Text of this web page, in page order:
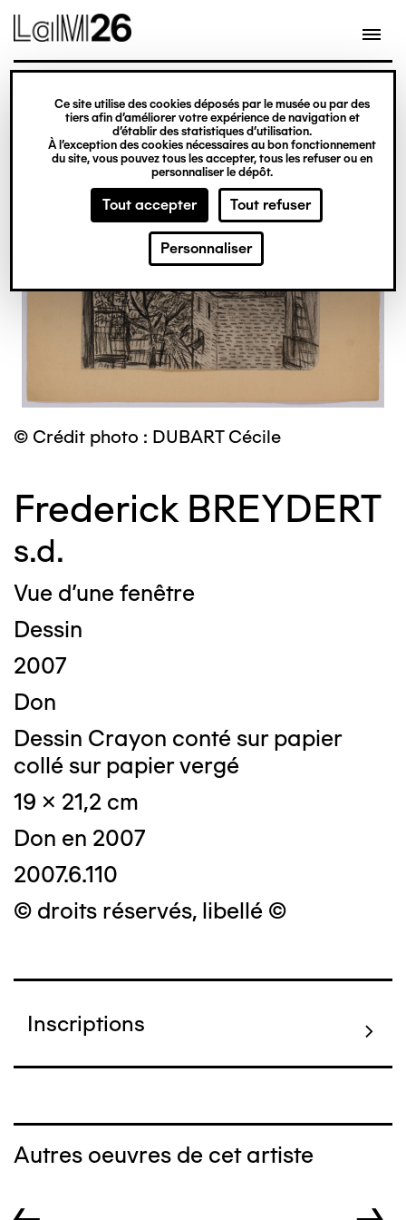
Gestion des cookies
Ce site utilise des cookies déposés par le musée ou par des
tiers afin d’améliorer votre expérience de navigation et
d’établir des statistiques d’utilisation.
À l’exception des cookies nécessaires au bon fonctionnement
du site, vous pouvez tous les accepter, tous les refuser ou en
personnaliser le dépôt.
Tout accepter Tout refuser
Personnaliser
contenu
© Crédit photo : DUBART Cécile
Frederick BREYDERT
s.d.
Vue d'une fenêtre
Dessin
2007
Don
Dessin Crayon conté sur papier
collé sur papier vergé
19 x 21,2 cm
Don en 2007
2007.6.110
© droits réservés, libellé ©
Inscriptions
Autres oeuvres de cet artiste